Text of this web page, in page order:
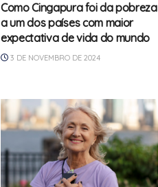
Como Cingapura foi da pobreza
a um dos países com maior
expectativa de vida do mundo
3 DE NOVEMBRO DE 2024